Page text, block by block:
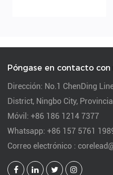
Póngase en contacto con
Dirección: No.1 ChenDing
District, Ningbo City,
Móvil: +86 186 1214 7377
Whatsapp: +86 157 5761
Correo electrónico :